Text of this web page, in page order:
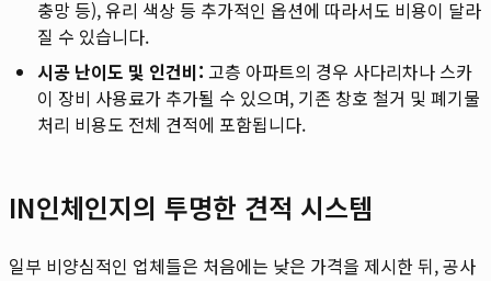
충망 등), 유리 색상 등 추가적인 옵션에 따라서도 비용이 달라
질 수 있습니다.
시공 난이도 및 인건비: 고층 아파트의 경우 사다리차나 스카
이 장비 사용료가 추가될 수 있으며, 기존 창호 철거 및 폐기물
처리 비용도 전체 견적에 포함됩니다.
IN인체인지의 투명한 견적 시스템
일부 비양심적인 업체들은 처음에는 낮은 가격을 제시한 뒤, 공사